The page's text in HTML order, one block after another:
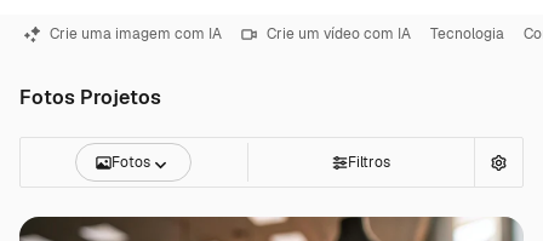
Crie uma imagem com IA Crie um vídeo com IA Tecnologia
Fotos Projetos
Fotos Filtros